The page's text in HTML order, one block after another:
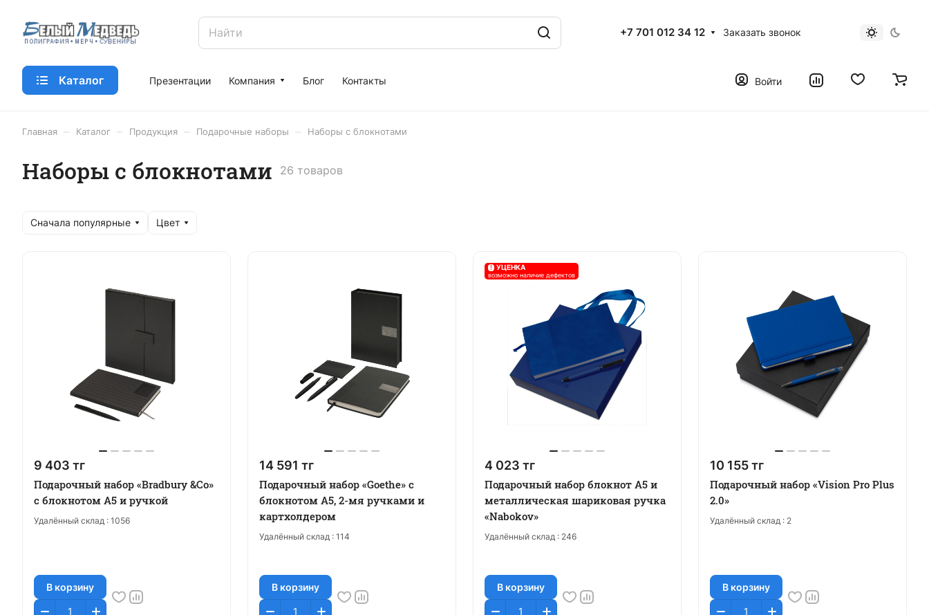
+7 701 012 34 12 Заказать звонок
Каталог Презентации Компания Блог Контакты Войти
Главная Каталог Продукция Подарочные наборы Наборы с блокнотами
Наборы с блокнотами 26 товаров
Сначала популярные Цвет
9 403 тг
Подарочный набор «Bradbury &Co»
с блокнотом А5 и ручкой
Удалённый склад : 1056
В корзину
14 591 тг
Подарочный набор «Goethe» с
блокнотом А5, 2-мя ручками и
картхолдером
Удалённый склад : 114
В корзину
! УЦЕНКА
возможно наличие дефектов
4 023 тг
Подарочный набор блокнот А5 и
металлическая шариковая ручка
«Nabokov»
Удалённый склад : 246
В корзину
10 155 тг
Подарочный набор «Vision Pro Plus
2.0»
Удалённый склад : 2
В корзину